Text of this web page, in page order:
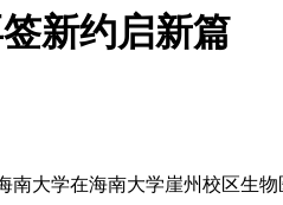
新约启新篇
大学在海南大学崖州校区生